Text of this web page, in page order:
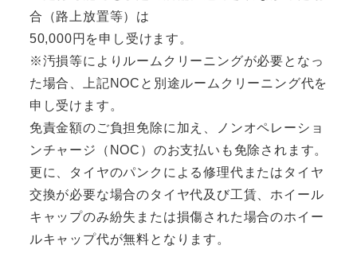
合（路上放置等）は
50,000円を申し受けます。
※汚損等によりルームクリーニングが必要となっ
た場合、上記NOCと別途ルームクリーニング代を
申し受けます。
免責金額のご負担免除に加え、ノンオペレーショ
ンチャージ（NOC）のお支払いも免除されます。
更に、タイヤのパンクによる修理代またはタイヤ
交換が必要な場合のタイヤ代及び工賃、ホイール
キャップのみ紛失または損傷された場合のホイー
ルキャップ代が無料となります。